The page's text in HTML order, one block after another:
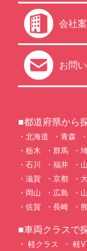
会社
お問
■都道府県から
北海道 青森
栃木
群馬
石川
福井
滋賀
京都
岡山
広島
佐賀
長崎
■車両クラスで
軽クラス 軽